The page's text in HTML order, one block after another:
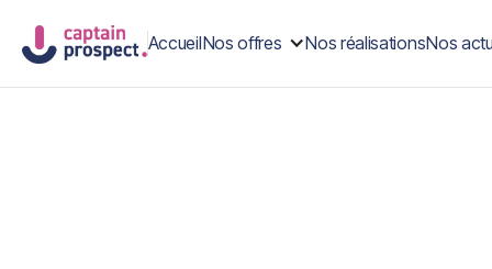
AccueilNos offres Nos réalisationsNos